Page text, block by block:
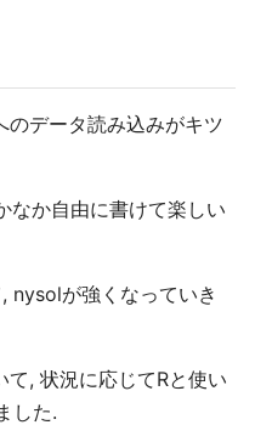
のデータ読み込みがキツ
か自由に書けて楽しい
nysolが強くなっていき
, 状況に応じてRと使い
した.